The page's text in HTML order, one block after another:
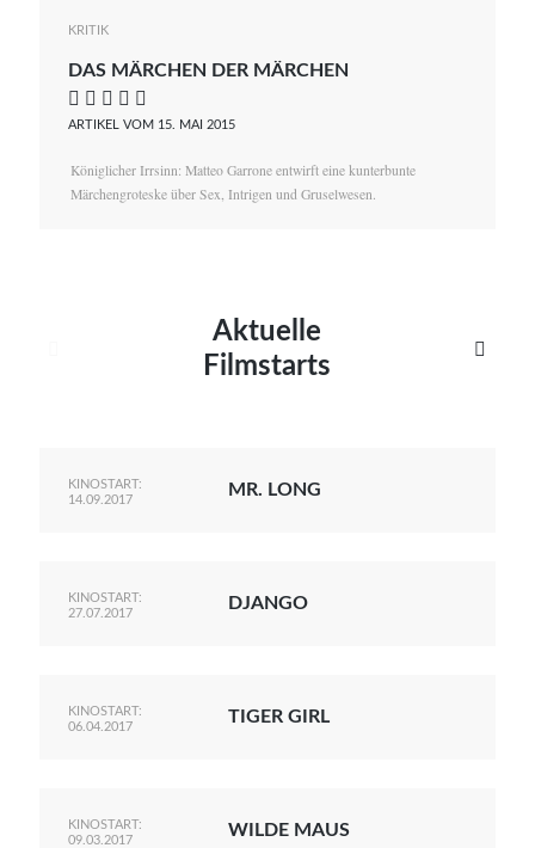
KRITIK
DAS MÄRCHEN DER MÄRCHEN
    
ARTIKEL VOM 15. MAI 2015
Königlicher Irrsinn: Matteo Garrone entwirft eine kunterbunte
Märchengroteske über Sex, Intrigen und Gruselwesen.
Aktuelle
Filmstarts

KINOSTART:
14.09.2017
MR. LONG
KINOSTART:
27.07.2017
DJANGO
KINOSTART:
06.04.2017
TIGER GIRL
KINOSTART:
09.03.2017
WILDE MAUS